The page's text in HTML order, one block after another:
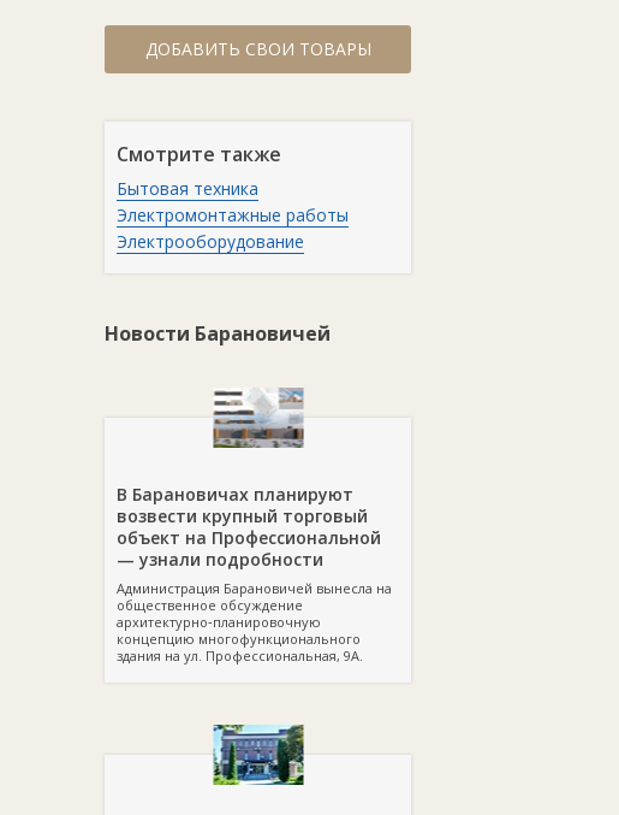
ДОБАВИТЬ СВОИ ТОВАРЫ
Смотрите также
Бытовая техника
Электромонтажные работы
Электрооборудование
Новости Барановичей
В Барановичах планируют
возвести крупный торговый
объект на Профессиональной
— узнали подробности
Администрация Барановичей вынесла на
общественное обсуждение
архитектурно‑планировочную
концепцию многофункционального
здания на ул. Профессиональная, 9А.